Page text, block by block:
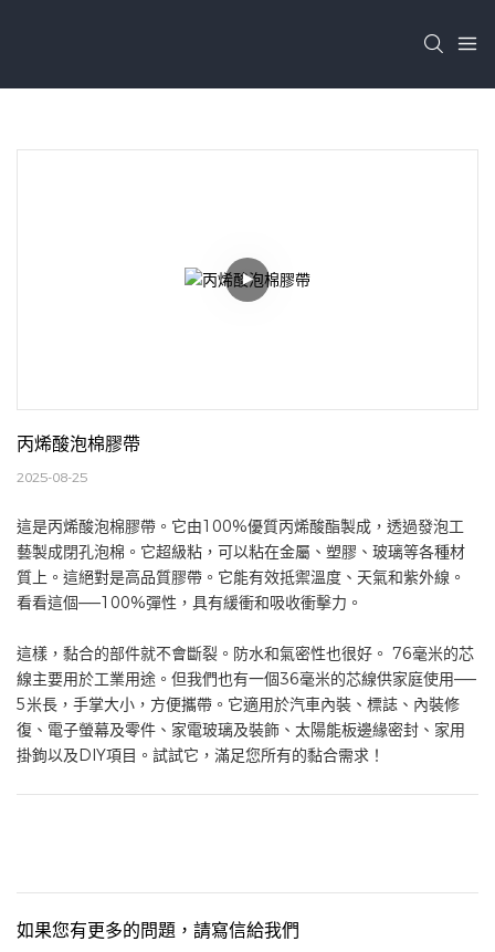
丙烯酸泡棉膠帶
2025-08-25
這是丙烯酸泡棉膠帶。它由100%優質丙烯酸酯製成，透過發泡工
藝製成閉孔泡棉。它超級粘，可以粘在金屬、塑膠、玻璃等各種材
質上。這絕對是高品質膠帶。它能有效抵禦溫度、天氣和紫外線。
看看這個——100%彈性，具有緩衝和吸收衝擊力。
這樣，黏合的部件就不會斷裂。防水和氣密性也很好。 76毫米的芯
線主要用於工業用途。但我們也有一個36毫米的芯線供家庭使用——
5米長，手掌大小，方便攜帶。它適用於汽車內裝、標誌、內裝修
復、電子螢幕及零件、家電玻璃及裝飾、太陽能板邊緣密封、家用
掛鉤以及DIY項目。試試它，滿足您所有的黏合需求！
如果您有更多的問題，請寫信給我們